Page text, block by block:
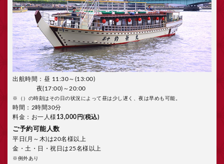
出航時間：昼 11:30～(13:00)
夜(17:00)～20:00
※（）の時刻はその日の状況によって昼は少し遅く、夜は早めも可能。
時間：2時間30分
料金：お一人様 13,000円(税込)
ご予約可能人数
平日(月～木)は20名様以上
金・土・日・祝日は25名様以上
※例外あり